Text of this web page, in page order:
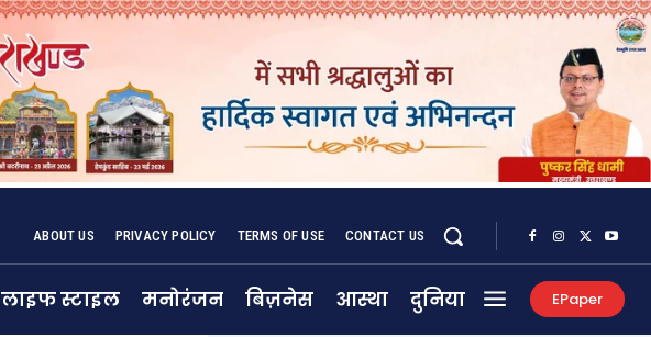
ABOUT US PRIVACY POLICY TERMS OF USE CONTACT US
लाइफ स्टाइल मनोरंजन बिज़नेस आस्था दुनिया EPaper